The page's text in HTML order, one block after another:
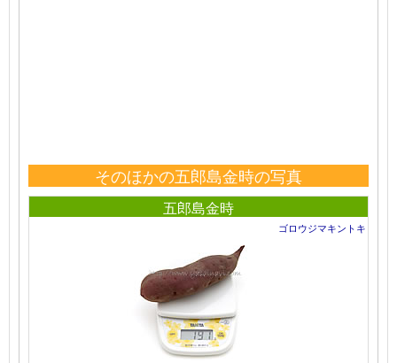
そのほかの五郎島金時の写真
五郎島金時
ゴロウジマキントキ